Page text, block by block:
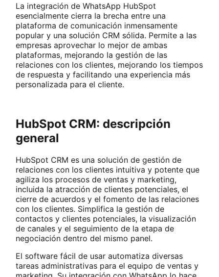
La integración de WhatsApp HubSpot
esencialmente cierra la brecha entre una
plataforma de comunicación inmensamente
popular y una solución CRM sólida. Permite a las
empresas aprovechar lo mejor de ambas
plataformas, mejorando la gestión de las
relaciones con los clientes, mejorando los tiempos
de respuesta y facilitando una experiencia más
personalizada para el cliente.
HubSpot CRM: descripción
general
HubSpot CRM es una solución de gestión de
relaciones con los clientes intuitiva y potente que
agiliza los procesos de ventas y marketing,
incluida la atracción de clientes potenciales, el
cierre de acuerdos y el fomento de las relaciones
con los clientes. Simplifica la gestión de
contactos y clientes potenciales, la visualización
de canales y el seguimiento de la etapa de
negociación dentro del mismo panel.
El software fácil de usar automatiza diversas
tareas administrativas para el equipo de ventas y